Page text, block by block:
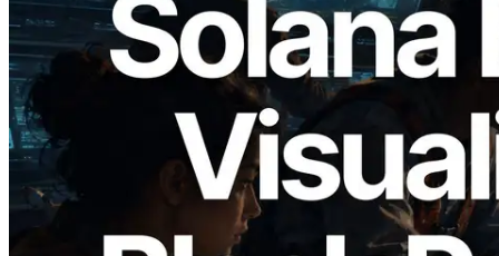
2026.05.24
Validators Solutions 釋出 Solana Block
Analyzer — 以 slot 為單位視覺化區塊生
成時間與負責驗證者